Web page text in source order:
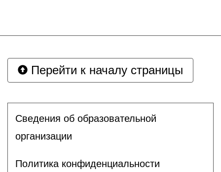
Перейти к началу страницы
Сведения об образовательной
организации
Политика конфиденциальности